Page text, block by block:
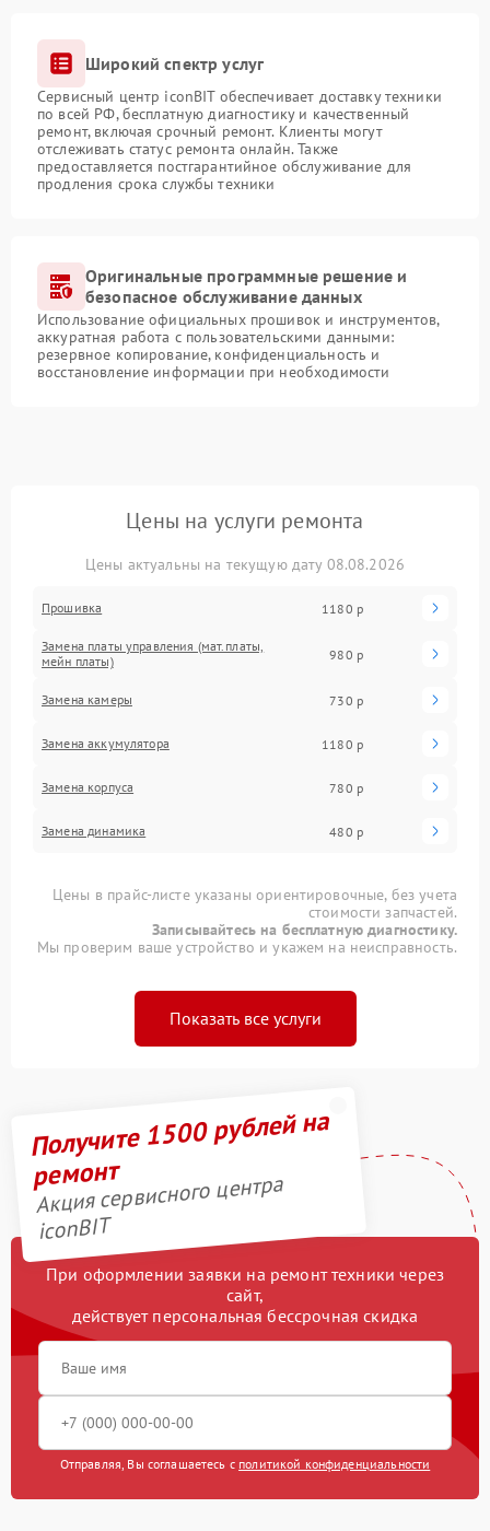
Широкий спектр услуг
Сервисный центр iconBIT обеспечивает доставку техники
по всей РФ, бесплатную диагностику и качественный
ремонт, включая срочный ремонт. Клиенты могут
отслеживать статус ремонта онлайн. Также
предоставляется постгарантийное обслуживание для
продления срока службы техники
Оригинальные программные решение и
безопасное обслуживание данных
Использование официальных прошивок и инструментов,
аккуратная работа с пользовательскими данными:
резервное копирование, конфиденциальность и
восстановление информации при необходимости
Цены на услуги ремонта
Цены актуальны на текущую дату 08.08.2026
Прошивка 1180 р
Замена платы управления (мат.платы,
мейн платы)
980 р
Замена камеры 730 р
Замена аккумулятора 1180 р
Замена корпуса 780 р
Замена динамика 480 р
Цены в прайс-листе указаны ориентировочные, без учета
стоимости запчастей.
Записывайтесь на бесплатную диагностику.
Мы проверим ваше устройство и укажем на неисправность.
Показать все услуги
Получите 1500 рублей на
ремонт
Акция сервисного центра
iconBIT
При оформлении заявки на ремонт техники через
сайт,
действует персональная бессрочная скидка
Отправляя, Вы соглашаетесь с политикой конфиденциальности